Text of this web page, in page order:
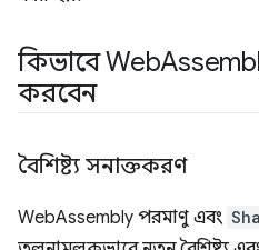
কিভাবে Web
করবেন
বৈশিষ্ট্য সনাক্তকরণ
WebAssembly পরমাণু এবং